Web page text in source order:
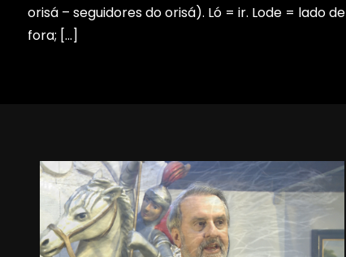
orisá – seguidores do orisá). Ló = ir. Lode = lado de
fora; […]